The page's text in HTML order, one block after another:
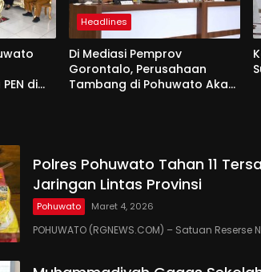
di
Headlines
Di Mediasi Pemprov
Gorontalo, Perusahaan
Tambang di Pohuwato Akan
Polres Pohuwato Tahan 11
Jaringan Lintas Provinsi
Pohuwato Maret 4, 2026
POHUWATO (RGNEWS.COM) – Satuan